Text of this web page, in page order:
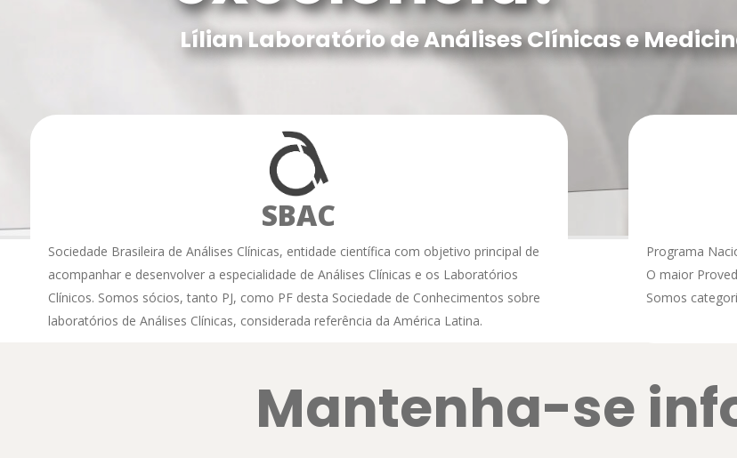
Lílian Laboratório de Análises Clínicas e
SBAC
Sociedade Brasileira de Análises Clínicas, entidade científica com objetivo principal de
acompanhar e desenvolver a especialidade de Análises Clínicas e os Laboratórios
Clínicos. Somos sócios, tanto PJ, como PF desta Sociedade de Conhecimentos sobre
laboratórios de Análises Clínicas, considerada referência da América Latina.
Programa
O maior
Somos
Mantenha-se